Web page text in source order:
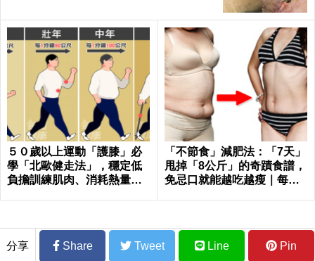
５０歲以上運動「護膝」必
學「北歐健走法」，穩定低
負擔訓練肌肉、消耗熱量｜
「不節食」減肥法：「7天」
甩掉「8公斤」的奇蹟食譜，
免忌口就能越吃越瘦｜每日
分享 Share Tweet Line Pin